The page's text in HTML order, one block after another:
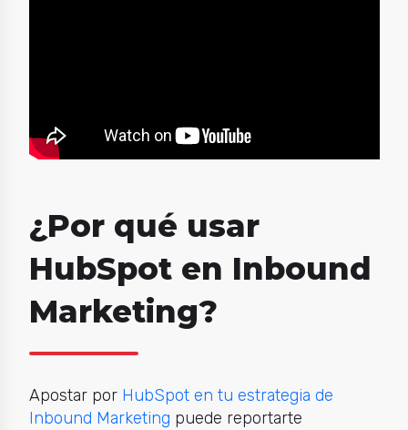
¿Por qué usar
HubSpot en Inbound
Marketing?
Apostar por HubSpot en tu estrategia de
Inbound Marketing puede reportarte